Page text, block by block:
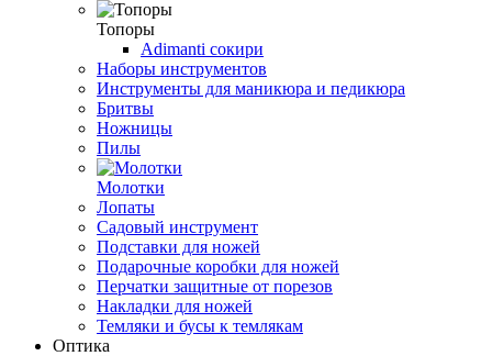
Топоры
Adimanti сокири
Наборы инструментов
Инструменты для маникюра и педикюра
Бритвы
Ножницы
Пилы
Молотки
Лопаты
Садовый инструмент
Подставки для ножей
Подарочные коробки для ножей
Перчатки защитные от порезов
Накладки для ножей
Темляки и бусы к темлякам
Оптика